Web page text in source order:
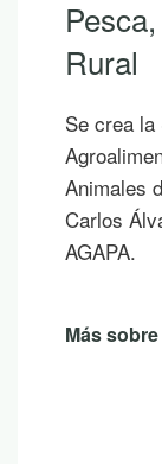
Si hoy es
los que
sombra
un